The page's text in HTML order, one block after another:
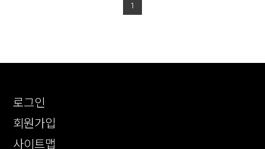
1
로그인
회원가입
사이트맵